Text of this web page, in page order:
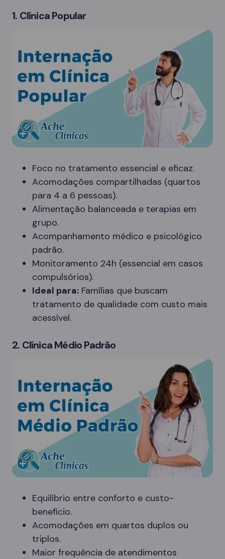
1. Clínica Popular
Foco no tratamento essencial e eficaz.
Acomodações compartilhadas (quartos
para 4 a 6 pessoas).
Alimentação balanceada e terapias em
grupo.
Acompanhamento médico e psicológico
padrão.
Monitoramento 24h (essencial em casos
compulsórios).
Ideal para: Famílias que buscam
tratamento de qualidade com custo mais
acessível.
2. Clínica Médio Padrão
Equilíbrio entre conforto e custo-
benefício.
Acomodações em quartos duplos ou
triplos.
Maior frequência de atendimentos